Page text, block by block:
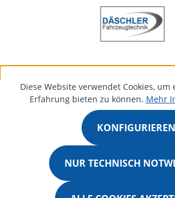
Diese Website verwendet Cookies,
Erfahrung bieten zu können. Mehr
NUR TECHNISCH
KONFIGURIEREN